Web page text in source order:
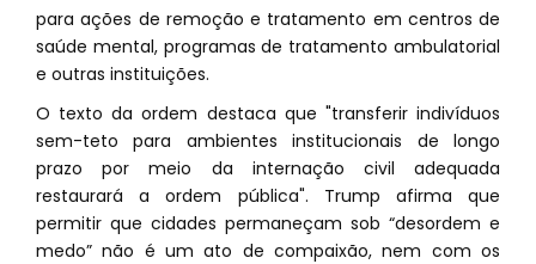
para ações de remoção e tratamento em centros de
saúde mental, programas de tratamento ambulatorial
e outras instituições.
O texto da ordem destaca que "transferir indivíduos
sem-teto para ambientes institucionais de longo
prazo por meio da internação civil adequada
restaurará a ordem pública". Trump afirma que
permitir que cidades permaneçam sob “desordem e
medo” não é um ato de compaixão, nem com os